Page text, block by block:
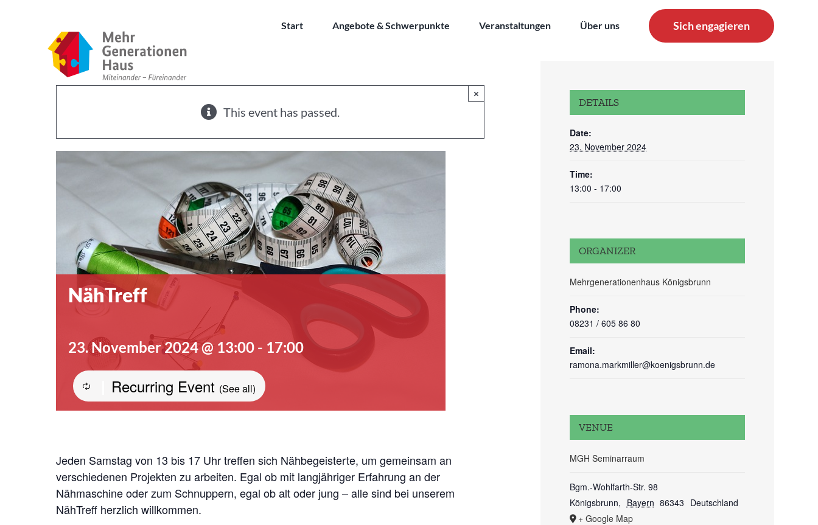
Start Angebote & Schwerpunkte Veranstaltungen Über uns Sich engagieren
×
This event has passed.
NähTreff
23. November 2024 @ 13:00 - 17:00
Recurring Event (See all)
Jeden Samstag von 13 bis 17 Uhr treffen sich Nähbegeisterte, um gemeinsam an
verschiedenen Projekten zu arbeiten. Egal ob mit langjähriger Erfahrung an der
Nähmaschine oder zum Schnuppern, egal ob alt oder jung – alle sind bei unserem
NähTreff herzlich willkommen.
DETAILS
Date:
23. November 2024
Time:
13:00 - 17:00
ORGANIZER
Mehrgenerationenhaus Königsbrunn
Phone:
08231 / 605 86 80
Email:
ramona.markmiller@koenigsbrunn.de
VENUE
MGH Seminarraum
Bgm.-Wohlfarth-Str. 98
Königsbrunn, Bayern 86343 Deutschland
+ Google Map